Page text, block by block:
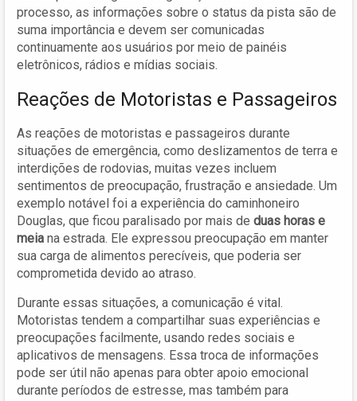
processo, as informações sobre o status da pista são de
suma importância e devem ser comunicadas
continuamente aos usuários por meio de painéis
eletrônicos, rádios e mídias sociais.
Reações de Motoristas e Passageiros
As reações de motoristas e passageiros durante
situações de emergência, como deslizamentos de terra e
interdições de rodovias, muitas vezes incluem
sentimentos de preocupação, frustração e ansiedade. Um
exemplo notável foi a experiência do caminhoneiro
Douglas, que ficou paralisado por mais de duas horas e
meia na estrada. Ele expressou preocupação em manter
sua carga de alimentos perecíveis, que poderia ser
comprometida devido ao atraso.
Durante essas situações, a comunicação é vital.
Motoristas tendem a compartilhar suas experiências e
preocupações facilmente, usando redes sociais e
aplicativos de mensagens. Essa troca de informações
pode ser útil não apenas para obter apoio emocional
durante períodos de estresse, mas também para